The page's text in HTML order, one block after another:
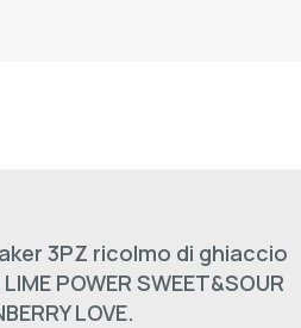
3PZ ricolmo di ghiaccio
POWER SWEET&SOUR
LOVE.